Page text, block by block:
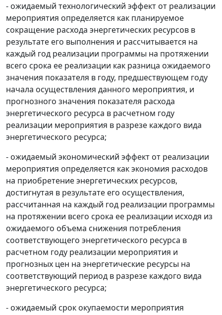
- ожидаемый технологический эффект от реализации
мероприятия определяется как планируемое
сокращение расхода энергетических ресурсов в
результате его выполнения и рассчитывается на
каждый год реализации программы на протяжении
всего срока ее реализации как разница ожидаемого
значения показателя в году, предшествующем году
начала осуществления данного мероприятия, и
прогнозного значения показателя расхода
энергетического ресурса в расчетном году
реализации мероприятия в разрезе каждого вида
энергетического ресурса;
- ожидаемый экономический эффект от реализации
мероприятия определяется как экономия расходов
на приобретение энергетических ресурсов,
достигнутая в результате его осуществления,
рассчитанная на каждый год реализации программы
на протяжении всего срока ее реализации исходя из
ожидаемого объема снижения потребления
соответствующего энергетического ресурса в
расчетном году реализации мероприятия и
прогнозных цен на энергетические ресурсы на
соответствующий период в разрезе каждого вида
энергетического ресурса;
- ожидаемый срок окупаемости мероприятия